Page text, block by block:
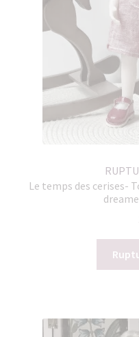
Le temps des cerises-